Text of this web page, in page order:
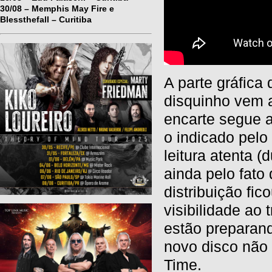
30/08 – Memphis May Fire e
Blessthefall – Curitiba
A parte gráfica
disquinho vem
encarte segue
o indicado
leitura atenta
ainda pelo fato
distribuição
visibilidade ao
estão
novo disco
Time.